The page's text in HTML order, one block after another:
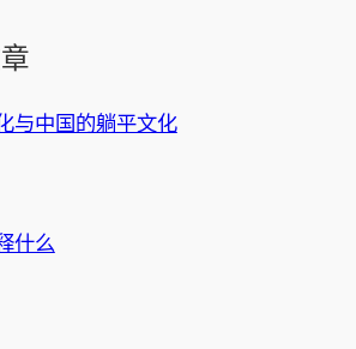
与中国的躺平文化
什么